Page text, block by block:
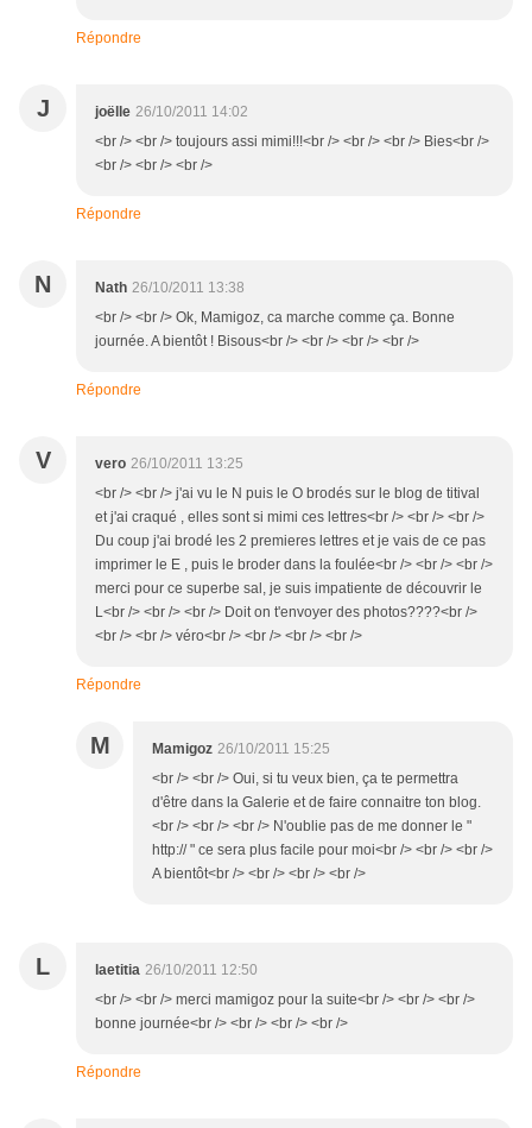
Répondre
J joëlle 26/10/2011 14:02
<br /> <br /> toujours assi mimi!!!<br /> <br /> <br /> Bies<br />
<br /> <br /> <br />
Répondre
N Nath 26/10/2011 13:38
<br /> <br /> Ok, Mamigoz, ca marche comme ça. Bonne
journée. A bientôt ! Bisous<br /> <br /> <br /> <br />
Répondre
V vero 26/10/2011 13:25
<br /> <br /> j'ai vu le N puis le O brodés sur le blog de titival
et j'ai craqué , elles sont si mimi ces lettres<br /> <br /> <br />
Du coup j'ai brodé les 2 premieres lettres et je vais de ce pas
imprimer le E , puis le broder dans la foulée<br /> <br /> <br />
merci pour ce superbe sal, je suis impatiente de découvrir le
L<br /> <br /> <br /> Doit on t'envoyer des photos????<br />
<br /> <br /> véro<br /> <br /> <br /> <br />
Répondre
M Mamigoz 26/10/2011 15:25
<br /> <br /> Oui, si tu veux bien, ça te permettra
d'être dans la Galerie et de faire connaitre ton blog.
<br /> <br /> <br /> N'oublie pas de me donner le "
http:// " ce sera plus facile pour moi<br /> <br /> <br />
A bientôt<br /> <br /> <br /> <br />
L laetitia 26/10/2011 12:50
<br /> <br /> merci mamigoz pour la suite<br /> <br /> <br />
bonne journée<br /> <br /> <br /> <br />
Répondre